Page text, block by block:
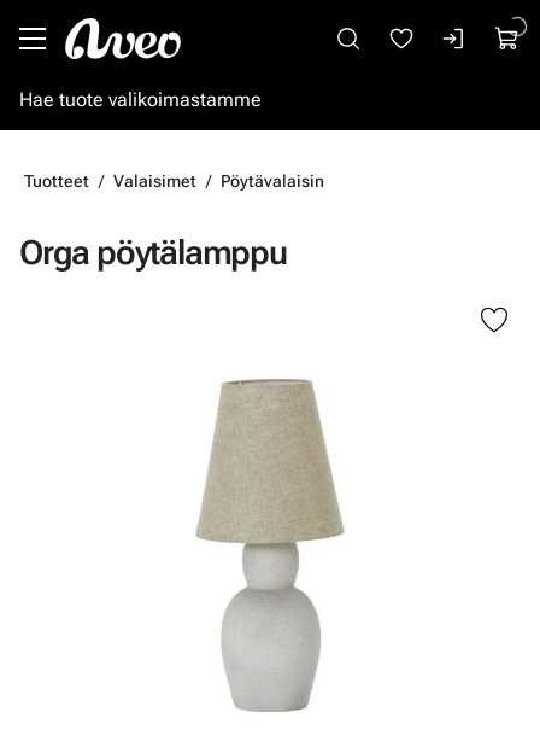
Tuotteet Valaisimet Pöytävalaisin
Orga pöytälamppu